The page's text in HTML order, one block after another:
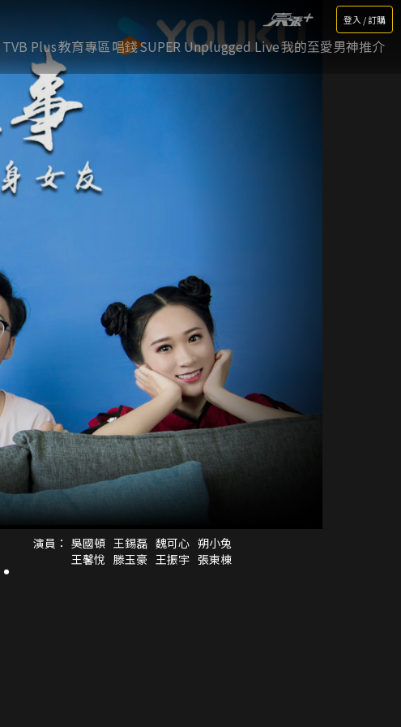
登入 / 訂購
TVB Plus教育專區唱錢SUPER Unplugged Live我的至愛男神推介
演員： 吳國頓 王錫磊 魏可心 朔小兔
王馨悅 滕玉豪 王振宇 張東棟